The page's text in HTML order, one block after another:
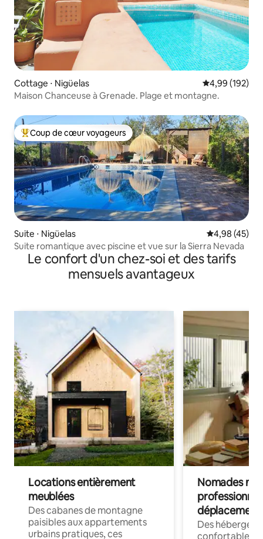
Cottage ⋅ Nigüelas Évaluation
4,99 (192)
Maison Chanceuse à Grenade. Plage et montagne.
Coups de cœur voyageurs les plus appréciés
Coup de cœur voyageurs
Suite ⋅ Nigüelas Évaluation
4,98 (45)
Suite romantique avec piscine et vue sur la Sierra Nevada
Le confort d'un chez-soi et des tarifs
mensuels avantageux
Locations entièrement
meublées
Des cabanes de montagne
paisibles aux appartements
urbains pratiques, ces
Nomades
déplacement
Des
confortables